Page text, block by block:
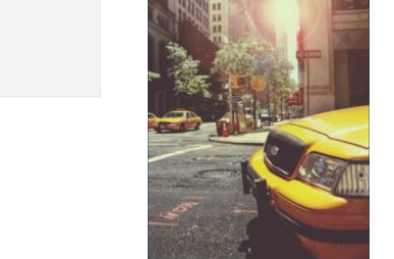
verksamheten ett nav
som påverkar
kundnöjdhet, lönsamhet
och miljöpåverkan. ...